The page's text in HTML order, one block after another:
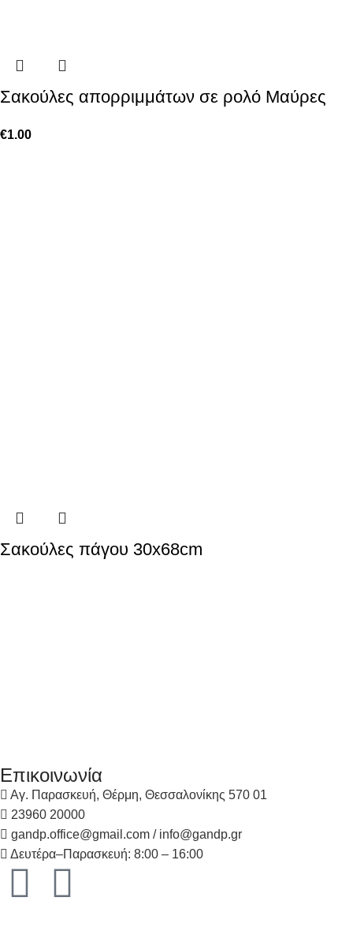
Σακούλες απορριμμάτων σε ρολό Μαύρες
€1.00
Σακούλες πάγου 30x68cm
Επικοινωνία
Αγ. Παρασκευή, Θέρμη, Θεσσαλονίκης 570 01
23960 20000
gandp.office@gmail.com / info@gandp.gr
Δευτέρα–Παρασκευή: 8:00 – 16:00